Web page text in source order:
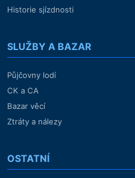
Historie sjízdnosti
SLUŽBY A BAZAR
Půjčovny lodí
CK a CA
Bazar věcí
Ztráty a nálezy
OSTATNÍ